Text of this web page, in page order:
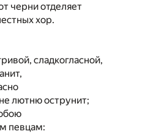
черни отделяет
хор.
сладкогласной,
лютню острунит;
певцам: